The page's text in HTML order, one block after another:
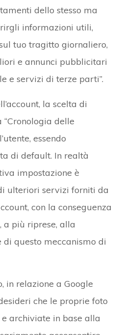
dello stesso ma
informazioni utili,
tuo tragitto giornaliero,
e annunci pubblicitari
e servizi di terze parti”.
la scelta di
delle
essendo
di default. In realtà
impostazione è
ulteriori servizi forniti da
con la conseguenza
a più riprese, alla
questo meccanismo di
in relazione a Google
che le proprie foto
e archiviate in base alla